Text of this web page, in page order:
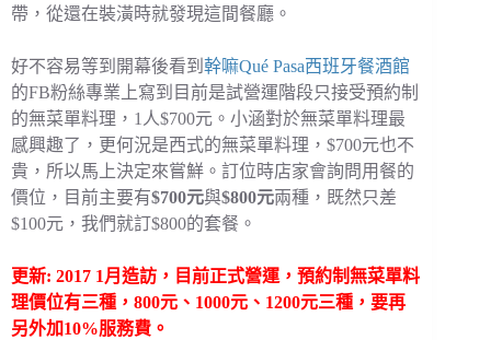
帶，從還在裝潢時就發現這間餐廳。
好不容易等到開幕後看到 幹嘛Qué Pasa西班牙餐酒館
的FB粉絲專業上寫到目前是試營運階段只接受預約制
的無菜單料理，1人$700元。小涵對於無菜單料理最
感興趣了，更何況是西式的無菜單料理，$700元也不
貴，所以馬上決定來嘗鮮。訂位時店家會詢問用餐的
價位，目前主要有$700元與$800元兩種，既然只差
$100元，我們就訂$800的套餐。
更新: 2017 1月造訪，目前正式營運，預約制無菜單料
理價位有三種，800元、1000元、1200元三種，要再
另外加10%服務費。